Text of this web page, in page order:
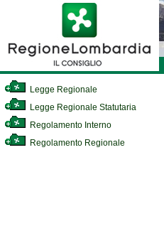
Legge Regionale
Legge Regionale Statutaria
Regolamento Interno
Regolamento Regionale